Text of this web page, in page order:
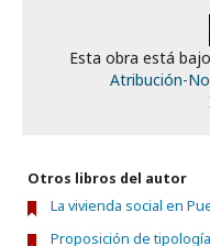
Esta obra está
Atribución-
Otros libros del autor
La vivienda social en
Proposición de